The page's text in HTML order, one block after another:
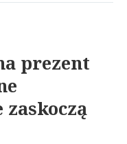
prezent